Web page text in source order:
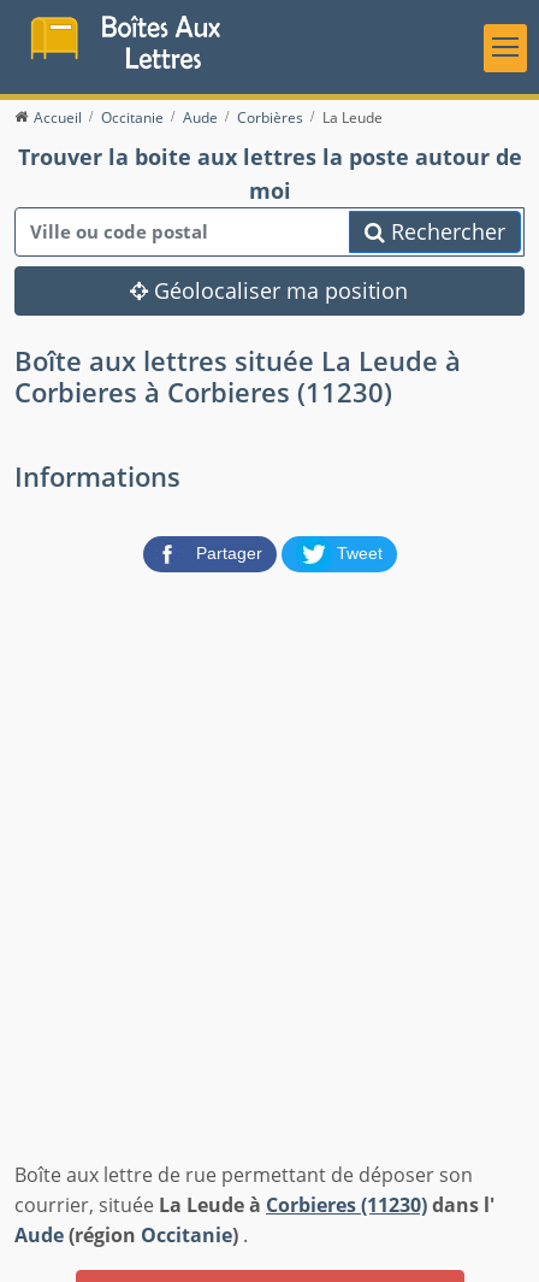
Accueil Occitanie Aude Corbières La Leude
Trouver la boite aux lettres la poste autour de
moi
Rechercher
Géolocaliser ma position
Boîte aux lettres située La Leude à
Corbieres à Corbieres (11230)
Informations
Partager Tweet
Boîte aux lettre de rue permettant de déposer son
courrier, située La Leude à Corbieres (11230)dans l'
Aude(région Occitanie) .